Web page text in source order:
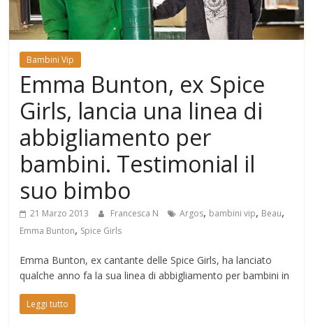
Mondo
Bambini Vip
Emma Bunton, ex Spice
Girls, lancia una linea di
abbigliamento per
bambini. Testimonial il
suo bimbo
21 Marzo 2013 Francesca N Argos, bambini vip, Beau,
Emma Bunton, Spice Girls
Emma Bunton, ex cantante delle Spice Girls, ha lanciato
qualche anno fa la sua linea di abbigliamento per bambini in
Leggi tutto